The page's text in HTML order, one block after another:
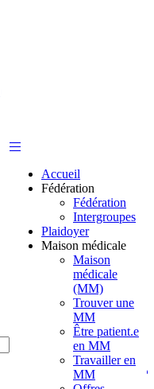
Accueil
Fédération
Fédération
Intergroupes
Plaidoyer
Maison médicale
Maison
médicale
(MM)
Trouver une
MM
Être patient.e
en MM
Travailler en
MM